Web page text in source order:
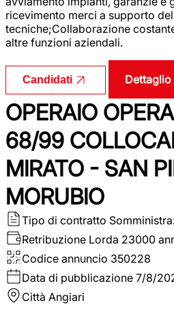
ricevimento merci a supporto
tecniche;Collaborazione
altre funzioni aziendali.
Candidati Dettaglio
OPERAIO
68/99
MIRATO - SAN
MORUBIO
Tipo di contratto
Retribuzione Lorda 23000
Codice annuncio 350228
Data di pubblicazione 7/8/
Città Angiari